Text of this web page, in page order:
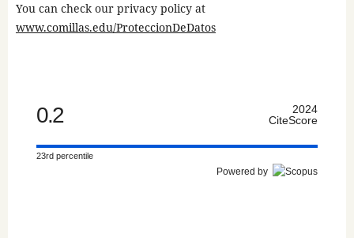
You can check our privacy policy at
www.comillas.edu/ProteccionDeDatos
0.2
2024
CiteScore
23rd percentile
Powered by